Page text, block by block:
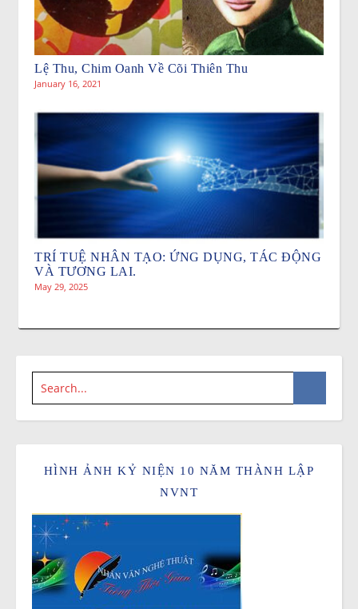
Lệ Thu, Chim Oanh Về Cõi Thiên Thu
January 16, 2021
TRÍ TUỆ NHÂN TẠO: ỨNG DỤNG, TÁC ĐỘNG
VÀ TƯƠNG LAI.
May 29, 2025
HÌNH ẢNH KỶ NIỆN 10 NĂM THÀNH LẬP
NVNT